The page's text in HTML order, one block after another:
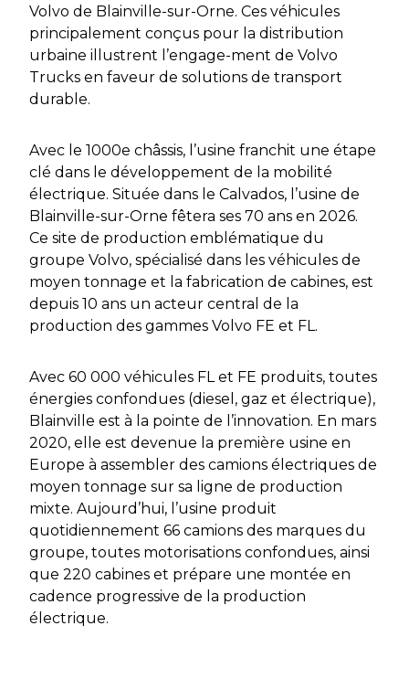
Volvo de Blainville-sur-Orne. Ces véhicules
principalement conçus pour la distribution
urbaine illustrent l’engage-ment de Volvo
Trucks en faveur de solutions de transport
durable.
Avec le 1000e châssis, l’usine franchit une étape
clé dans le développement de la mobilité
électrique. Située dans le Calvados, l’usine de
Blainville-sur-Orne fêtera ses 70 ans en 2026.
Ce site de production emblématique du
groupe Volvo, spécialisé dans les véhicules de
moyen tonnage et la fabrication de cabines, est
depuis 10 ans un acteur central de la
production des gammes Volvo FE et FL.
Avec 60 000 véhicules FL et FE produits, toutes
énergies confondues (diesel, gaz et électrique),
Blainville est à la pointe de l’innovation. En mars
2020, elle est devenue la première usine en
Europe à assembler des camions électriques de
moyen tonnage sur sa ligne de production
mixte. Aujourd’hui, l’usine produit
quotidiennement 66 camions des marques du
groupe, toutes motorisations confondues, ainsi
que 220 cabines et prépare une montée en
cadence progressive de la production
électrique.